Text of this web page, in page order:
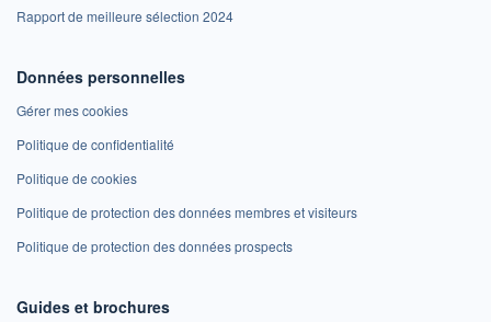
Rapport de meilleure sélection 2024
Données personnelles
Gérer mes cookies
Politique de confidentialité
Politique de cookies
Politique de protection des données membres et visiteurs
Politique de protection des données prospects
Guides et brochures